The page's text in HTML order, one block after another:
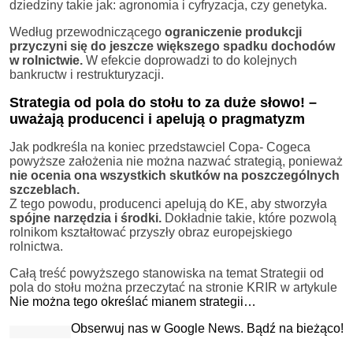
dziedziny takie jak: agronomia i cyfryzacja, czy genetyka.
Według przewodniczącego ograniczenie produkcji
przyczyni się do jeszcze większego spadku dochodów
w rolnictwie. W efekcie doprowadzi to do kolejnych
bankructw i restrukturyzacji.
Strategia od pola do stołu to za duże słowo! –
uważają producenci i apelują o pragmatyzm
Jak podkreśla na koniec przedstawciel Copa- Cogeca
powyższe założenia nie można nazwać strategią, ponieważ
nie ocenia ona wszystkich skutków na poszczególnych
szczeblach.
Z tego powodu, producenci apelują do KE, aby stworzyła
spójne narzędzia i środki. Dokładnie takie, które pozwolą
rolnikom kształtować przyszły obraz europejskiego
rolnictwa.
Całą treść powyższego stanowiska na temat Strategii od
pola do stołu można przeczytać na stronie KRIR w artykule
Nie można tego określać mianem strategii…
Obserwuj nas w Google News. Bądź na bieżąco!